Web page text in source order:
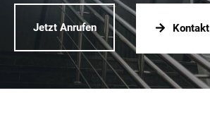
Jetzt Anrufen Kontakt